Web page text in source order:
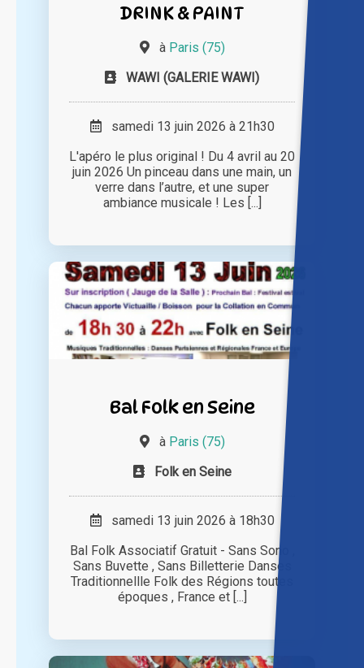
DRINK & PAINT
à Paris (75)
WAWI (GALERIE WAWI)
samedi 13 juin 2026 à 21h30
L'apéro le plus original ! Du 4 avril au 20
juin 2026 Un pinceau dans une main, un
verre dans l’autre, et une super
ambiance musicale ! Les [...]
Bal Folk en Seine
à Paris (75)
Folk en Seine
samedi 13 juin 2026 à 18h30
Bal Folk Associatif Gratuit - Sans Sono ,
Sans Buvette , Sans Billetterie Danses
Traditionnellle Folk des Régions toutes
époques , France et [...]